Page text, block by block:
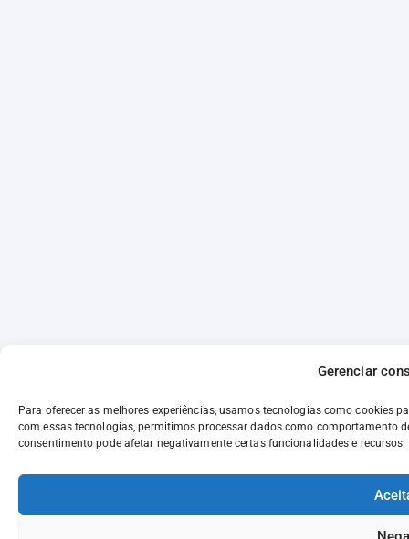
Gerenciar
Para oferecer as melhores experiências, usamos tecnologias como cookies
com essas tecnologias, permitimos processar dados como comportamento
consentimento pode afetar negativamente certas funcionalidades e recursos.